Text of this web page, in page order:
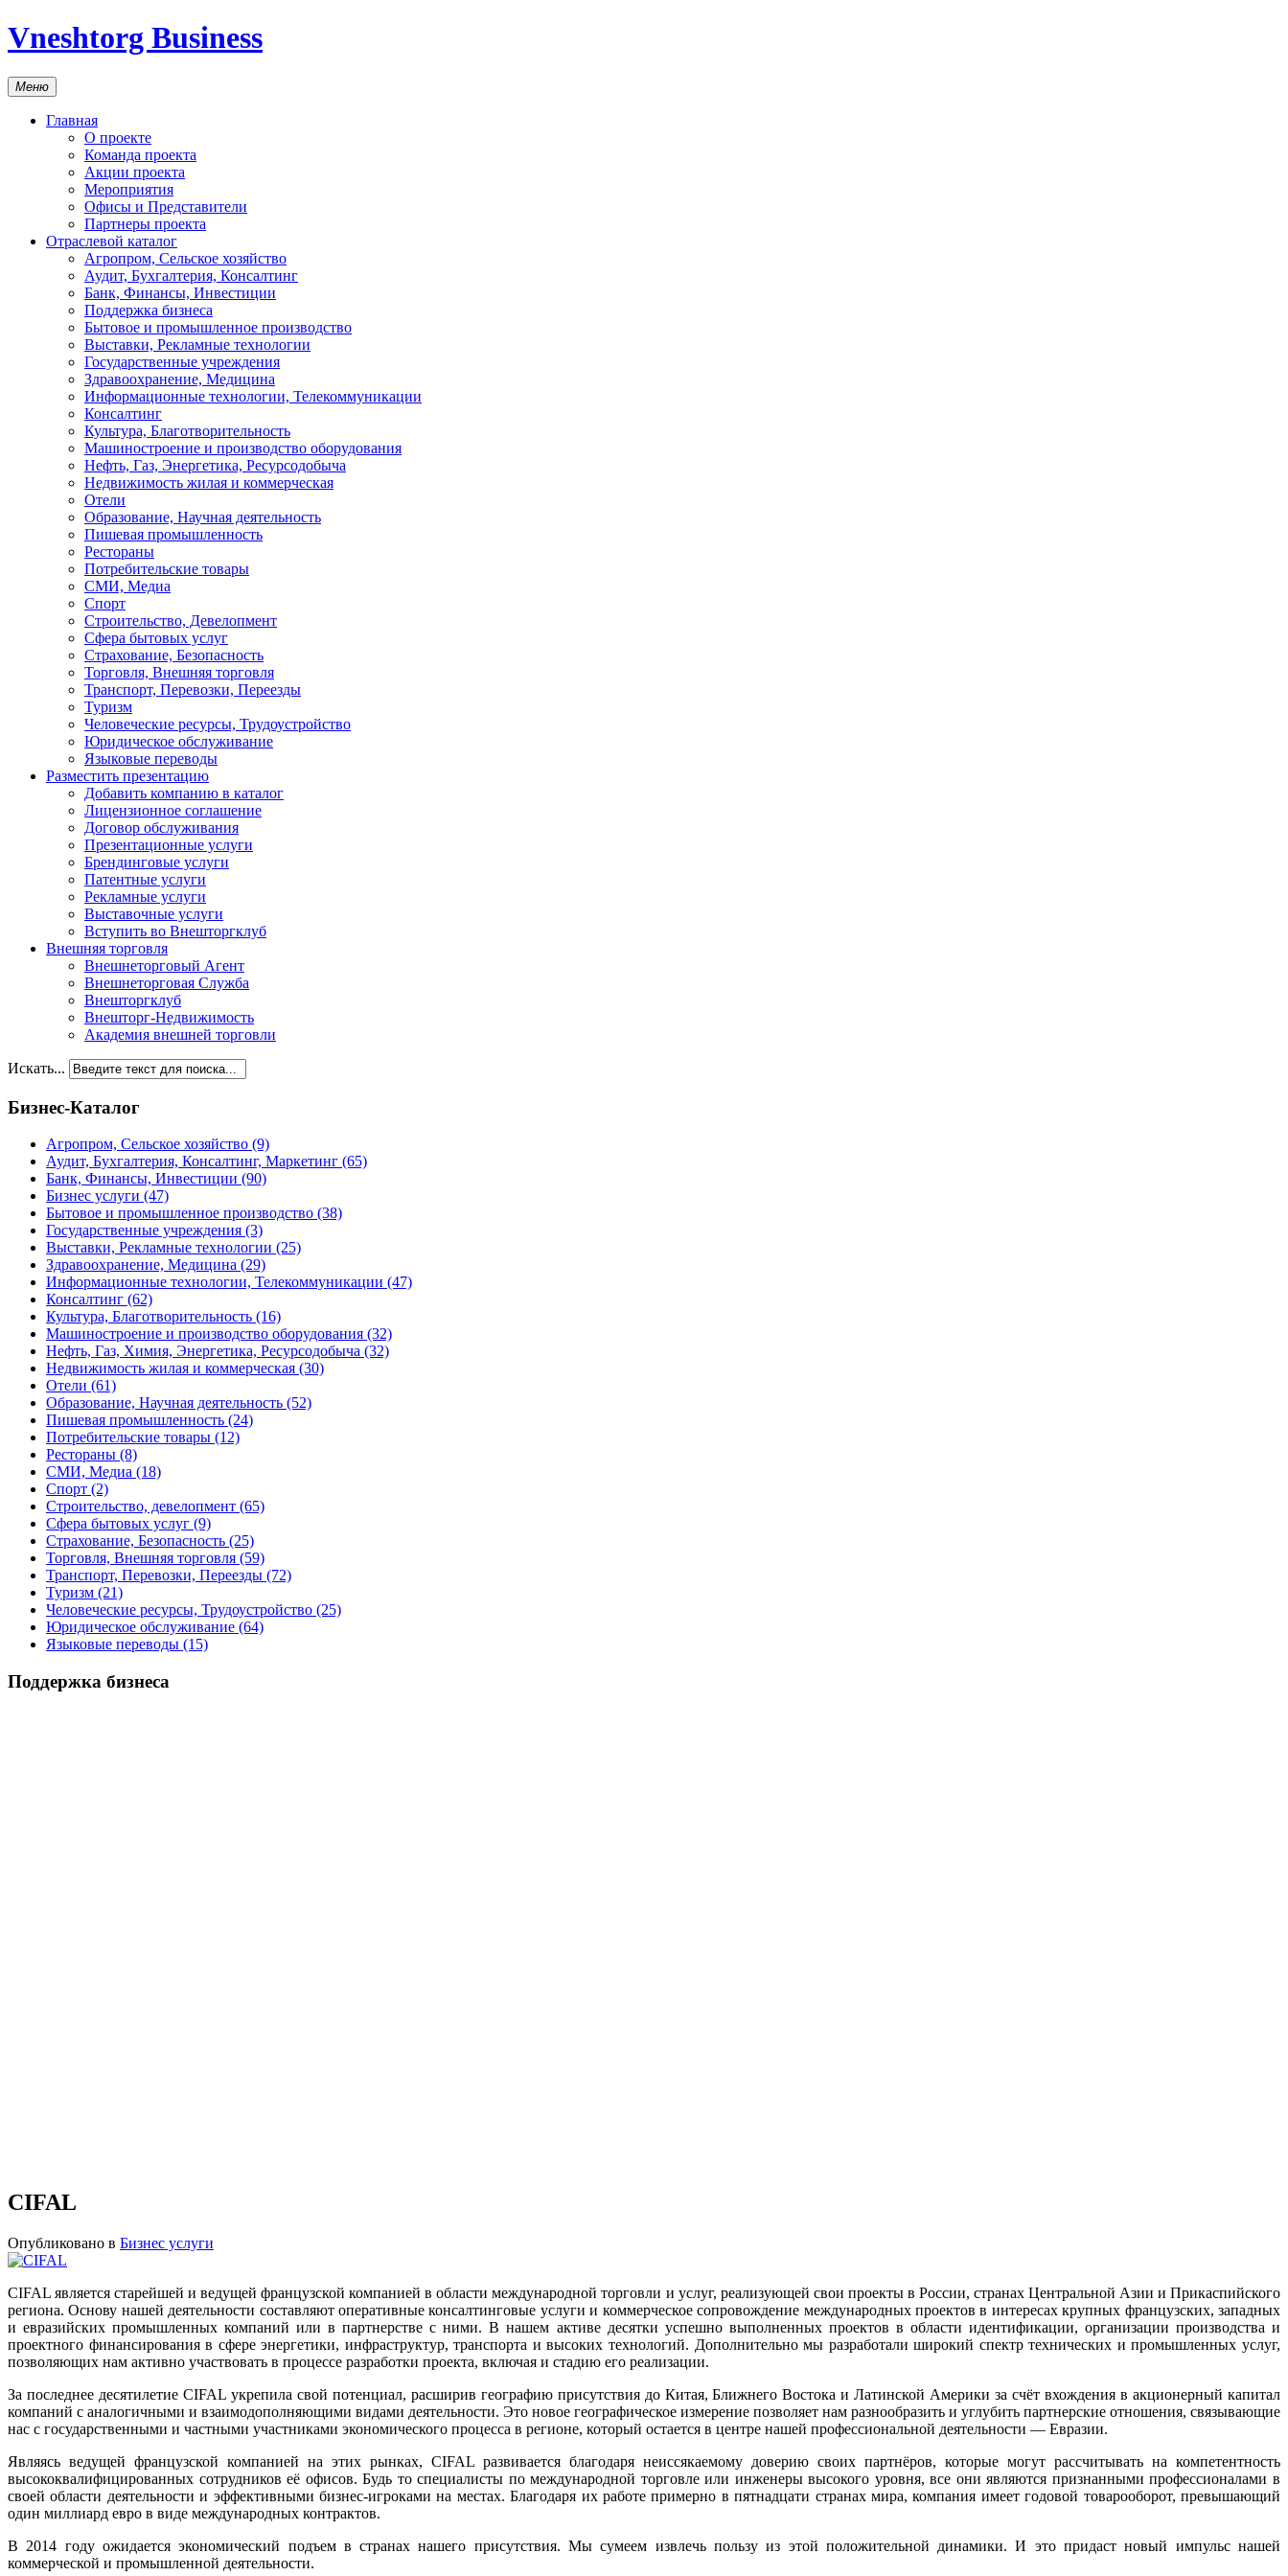
Vneshtorg Business
Меню
Главная
О проекте
Команда проекта
Акции проекта
Мероприятия
Офисы и Представители
Партнеры проекта
Отраслевой каталог
Агропром, Сельское хозяйство
Аудит, Бухгалтерия, Консалтинг
Банк, Финансы, Инвестиции
Поддержка бизнеса
Бытовое и промышленное производство
Выставки, Рекламные технологии
Государственные учреждения
Здравоохранение, Медицина
Информационные технологии, Телекоммуникации
Консалтинг
Культура, Благотворительность
Машиностроение и производство оборудования
Нефть, Газ, Энергетика, Ресурсодобыча
Недвижимость жилая и коммерческая
Отели
Образование, Научная деятельность
Пишевая промышленность
Рестораны
Потребительские товары
СМИ, Медиа
Спорт
Строительство, Девелопмент
Сфера бытовых услуг
Страхование, Безопасность
Торговля, Внешняя торговля
Транспорт, Перевозки, Переезды
Туризм
Человеческие ресурсы, Трудоустройство
Юридическое обслуживание
Языковые переводы
Разместить презентацию
Добавить компанию в каталог
Лицензионное соглашение
Договор обслуживания
Презентационные услуги
Брендинговые услуги
Патентные услуги
Рекламные услуги
Выставочные услуги
Вступить во Внешторгклуб
Внешняя торговля
Внешнеторговый Агент
Внешнеторговая Служба
Внешторгклуб
Внешторг-Недвижимость
Академия внешней торговли
Искать...
Бизнес-Каталог
Агропром, Сельское хозяйство (9)
Аудит, Бухгалтерия, Консалтинг, Маркетинг (65)
Банк, Финансы, Инвестиции (90)
Бизнес услуги (47)
Бытовое и промышленное производство (38)
Государственные учреждения (3)
Выставки, Рекламные технологии (25)
Здравоохранение, Медицина (29)
Информационные технологии, Телекоммуникации (47)
Консалтинг (62)
Культура, Благотворительность (16)
Машиностроение и производство оборудования (32)
Нефть, Газ, Химия, Энергетика, Ресурсодобыча (32)
Недвижимость жилая и коммерческая (30)
Отели (61)
Образование, Научная деятельность (52)
Пишевая промышленность (24)
Потребительские товары (12)
Рестораны (8)
СМИ, Медиа (18)
Спорт (2)
Строительство, девелопмент (65)
Сфера бытовых услуг (9)
Страхование, Безопасность (25)
Торговля, Внешняя торговля (59)
Транспорт, Перевозки, Переезды (72)
Туризм (21)
Человеческие ресурсы, Трудоустройство (25)
Юридическое обслуживание (64)
Языковые переводы (15)
Поддержка бизнеса
CIFAL
Опубликовано в Бизнес услуги
CIFAL является старейшей и ведущей французской компанией в области международной торговли и услуг, реализующей свои проекты в России, странах Центральной Азии и Прикаспийского
региона. Основу нашей деятельности составляют оперативные консалтинговые услуги и коммерческое сопровождение международных проектов в интересах крупных французских, западных
и евразийских промышленных компаний или в партнерстве с ними. В нашем активе десятки успешно выполненных проектов в области идентификации, организации производства и
проектного финансирования в сфере энергетики, инфраструктур, транспорта и высоких технологий. Дополнительно мы разработали широкий спектр технических и промышленных услуг,
позволяющих нам активно участвовать в процессе разработки проекта, включая и стадию его реализации.
За последнее десятилетие CIFAL укрепила свой потенциал, расширив географию присутствия до Китая, Ближнего Востока и Латинской Америки за счёт вхождения в акционерный капитал
компаний с аналогичными и взаимодополняющими видами деятельности. Это новое географическое измерение позволяет нам разнообразить и углубить партнерские отношения, связывающие
нас с государственными и частными участниками экономического процесса в регионе, который остается в центре нашей профессиональной деятельности — Евразии.
Являясь ведущей французской компанией на этих рынках, CIFAL развивается благодаря неиссякаемому доверию своих партнёров, которые могут рассчитывать на компетентность
высококвалифицированных сотрудников её офисов. Будь то специалисты по международной торговле или инженеры высокого уровня, все они являются признанными профессионалами в
своей области деятельности и эффективными бизнес-игроками на местах. Благодаря их работе примерно в пятнадцати странах мира, компания имеет годовой товарооборот, превышающий
один миллиард евро в виде международных контрактов.
В 2014 году ожидается экономический подъем в странах нашего присутствия. Мы сумеем извлечь пользу из этой положительной динамики. И это придаст новый импульс нашей
коммерческой и промышленной деятельности.